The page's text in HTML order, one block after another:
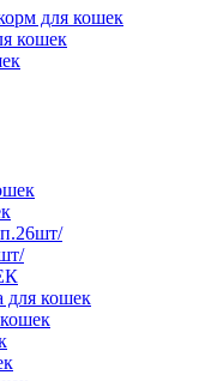
для кошек
кошек
для кошек